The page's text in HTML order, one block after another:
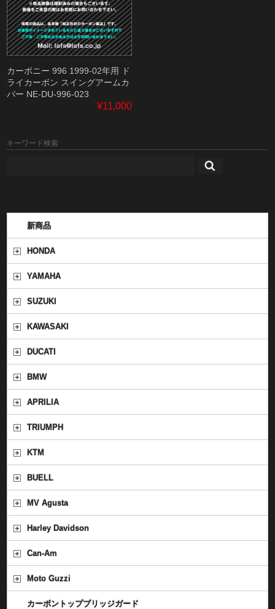
カーボニー 996 1999-02年用 ド
ライカーボン スイングアームカ
バー NE-DU-996-023
¥11,000
キーワード検索
新商品
HONDA
YAMAHA
SUZUKI
KAWASAKI
DUCATI
BMW
APRILIA
TRIUMPH
KTM
BUELL
MV Agusta
Harley Davidson
Can-Am
Moto Guzzi
カーボントップブリッジガード